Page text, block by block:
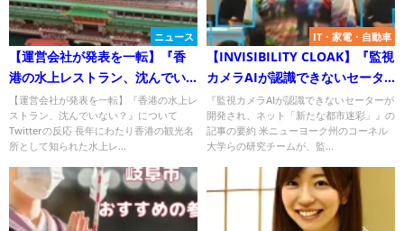
ニュース
【運営会社が発表を一転】『香
港の水上レストラン、沈んでい
ない？』についてTwitterの反応
【運営会社が発表を一転】『香港の水上レ
ストラン、沈んでいない？』について
Twitterの反応 長年にわたり香港の観光名
所として知られた水上レ...
IT・家電・自動車
【INVISIBILITY CLOAK】『監視
カメラAIが認識できないセータ
ーが開発され、ネット「新たな
都市迷彩」』についてTwitterの
反応
『監視カメラAIが認識できないセーターが
開発され、ネット「新たな都市迷彩」』の
記事の要約 米ニューヨーク州のコーネル
大学らの研究チームが、監...